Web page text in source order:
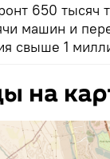
650 тысяч
машин и
свыше 1